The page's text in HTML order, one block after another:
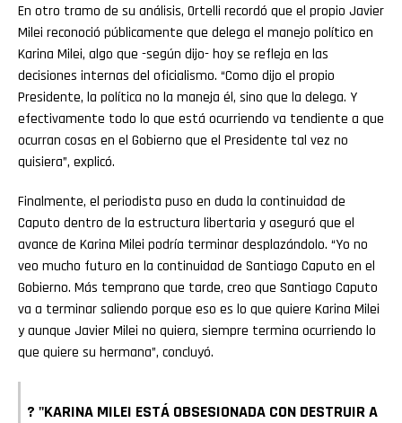
En otro tramo de su análisis, Ortelli recordó que el propio Javier
Milei reconoció públicamente que delega el manejo político en
Karina Milei, algo que -según dijo- hoy se refleja en las
decisiones internas del oficialismo. “Como dijo el propio
Presidente, la política no la maneja él, sino que la delega. Y
efectivamente todo lo que está ocurriendo va tendiente a que
ocurran cosas en el Gobierno que el Presidente tal vez no
quisiera”, explicó.
Finalmente, el periodista puso en duda la continuidad de
Caputo dentro de la estructura libertaria y aseguró que el
avance de Karina Milei podría terminar desplazándolo. “Yo no
veo mucho futuro en la continuidad de Santiago Caputo en el
Gobierno. Más temprano que tarde, creo que Santiago Caputo
va a terminar saliendo porque eso es lo que quiere Karina Milei
y aunque Javier Milei no quiera, siempre termina ocurriendo lo
que quiere su hermana”, concluyó.
? "KARINA MILEI ESTÁ OBSESIONADA CON DESTRUIR A